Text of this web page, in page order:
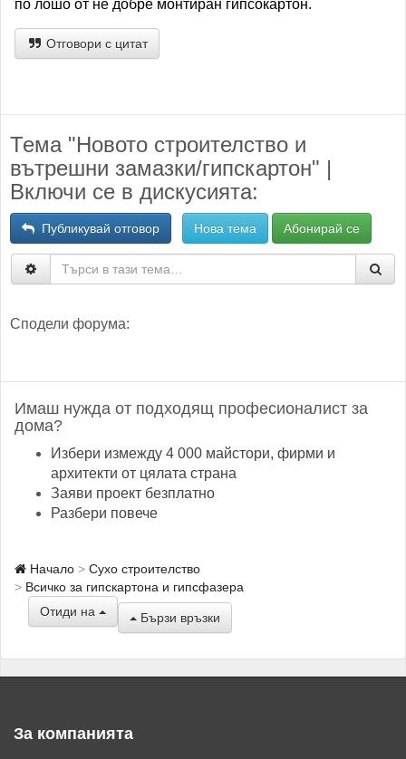
по лошо от не добре монтиран гипсокартон.
Отговори с цитат
Тема "Новото строителство и
вътрешни замазки/гипскартон" |
Включи се в дискусията:
Публикувай отговор Нова тема Абонирай се
Сподели форума:
Имаш нужда от подходящ професионалист за
дома?
Избери измежду 4 000 майстори, фирми и
архитекти от цялата страна
Заяви проект безплатно
Разбери повече
Начало
Сухо строителство
Всичко за гипскартона и гипсфазера
Отиди на
Бързи връзки
За компанията